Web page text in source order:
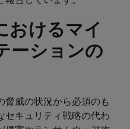
おけるマイ
ーションの
脅威の状況から必須のも
セキュリティ戦略の代わ